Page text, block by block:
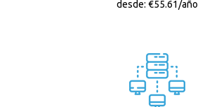
desde: €55.61/año